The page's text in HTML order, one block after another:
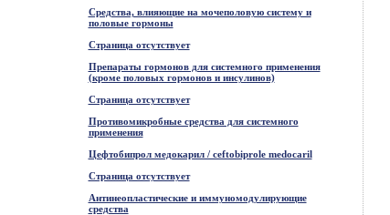
Средства, влияющие на мочеполовую систему и
половые гормоны
Страница отсутствует
Препараты гормонов для системного применения
(кроме половых гормонов и инсулинов)
Страница отсутствует
Противомикробные средства для системного
применения
Цефтобипрол медокарил / ceftobiprole medocaril
Страница отсутствует
Антинеопластические и иммуномодулирующие
средства